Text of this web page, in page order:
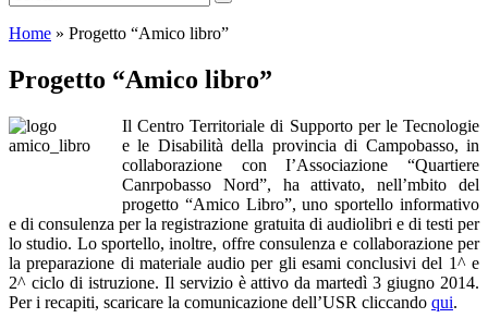
Home » Progetto “Amico libro”
Progetto “Amico libro”
Il Centro Territoriale di Supporto per le Tecnologie
e le Disabilità della provincia di Campobasso, in
collaborazione con I’Associazione “Quartiere
Canrpobasso Nord”, ha attivato, nell’mbito del
progetto “Amico Libro”, uno sportello informativo
e di consulenza per la registrazione gratuita di audiolibri e di testi per
lo studio. Lo sportello, inoltre, offre consulenza e collaborazione per
la preparazione di materiale audio per gli esami conclusivi del 1^ e
2^ ciclo di istruzione. Il servizio è attivo da martedì 3 giugno 2014.
Per i recapiti, scaricare la comunicazione dell’USR cliccando qui.